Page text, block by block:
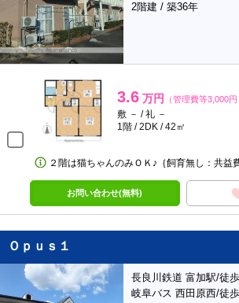
2階建 / 築36年
3.6 万円 （管理費等3,000円
敷 － / 礼 －
1階 / 2DK / 42㎡
２階は猫ちゃんのみＯＫ♪｛飼育無し：共益
お問い合わせ(無料)
Ｏｐｕｓ１
長良川鉄道 富加駅/徒
岐阜バス 西田原西/徒